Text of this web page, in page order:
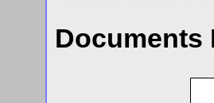
Documents